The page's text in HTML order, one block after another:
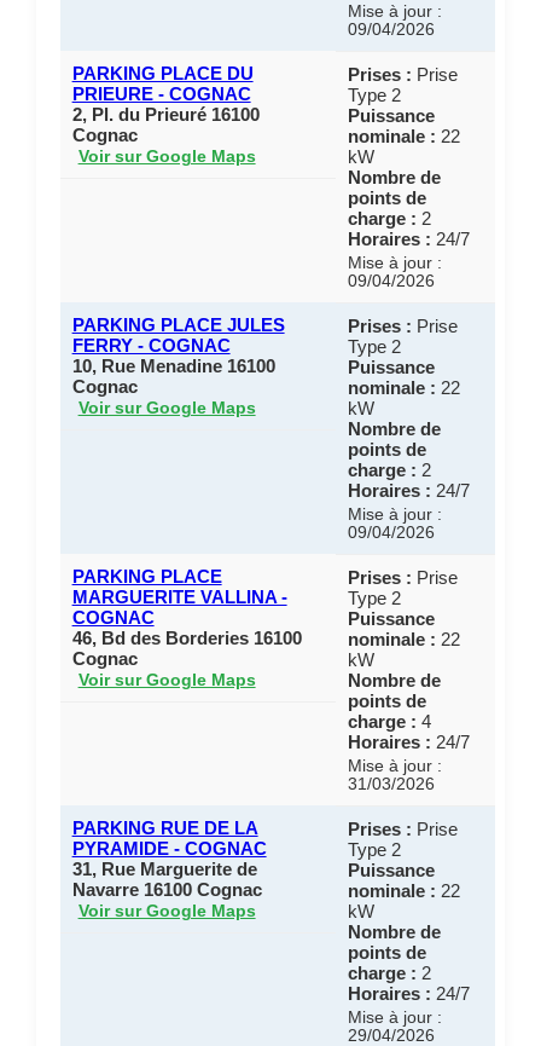
Mise à jour :
09/04/2026
PARKING PLACE DU
PRIEURE - COGNAC
2, Pl. du Prieuré 16100
Cognac
Voir sur Google Maps
Prises : Prise
Type 2
Puissance
nominale : 22
kW
Nombre de
points de
charge : 2
Horaires : 24/7
Mise à jour :
09/04/2026
PARKING PLACE JULES
FERRY - COGNAC
10, Rue Menadine 16100
Cognac
Voir sur Google Maps
Prises : Prise
Type 2
Puissance
nominale : 22
kW
Nombre de
points de
charge : 2
Horaires : 24/7
Mise à jour :
09/04/2026
PARKING PLACE
MARGUERITE VALLINA -
COGNAC
46, Bd des Borderies 16100
Cognac
Voir sur Google Maps
Prises : Prise
Type 2
Puissance
nominale : 22
kW
Nombre de
points de
charge : 4
Horaires : 24/7
Mise à jour :
31/03/2026
PARKING RUE DE LA
PYRAMIDE - COGNAC
31, Rue Marguerite de
Navarre 16100 Cognac
Voir sur Google Maps
Prises : Prise
Type 2
Puissance
nominale : 22
kW
Nombre de
points de
charge : 2
Horaires : 24/7
Mise à jour :
29/04/2026